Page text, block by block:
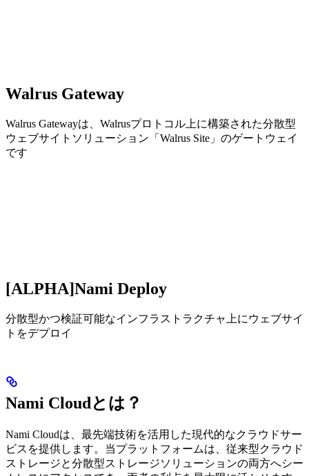
Walrus Gateway
Walrus Gatewayは、Walrusプロトコル上に構築された分散型
ウェブサイトソリューション「Walrus Site」のゲートウェイ
です
[ALPHA]Nami Deploy
分散型かつ検証可能なインフラストラクチャ上にウェブサイ
トをデプロイ
Nami Cloudとは？
Nami Cloudは、最先端技術を活用した現代的なクラウドサー
ビスを提供します。当プラットフォームは、従来型クラウド
ストレージと分散型ストレージソリューションの両方へシー